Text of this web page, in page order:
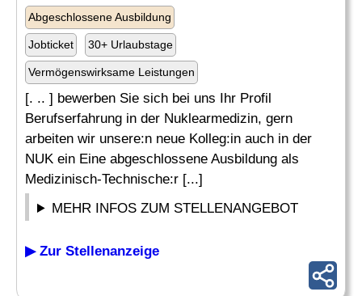
Abgeschlossene Ausbildung
Jobticket 30+ Urlaubstage
Vermögenswirksame Leistungen
[. .. ] bewerben Sie sich bei uns Ihr Profil
Berufserfahrung in der Nuklearmedizin, gern
arbeiten wir unsere:n neue Kolleg:in auch in der
NUK ein Eine abgeschlossene Ausbildung als
Medizinisch-Technische:r [...]
MEHR INFOS ZUM STELLENANGEBOT
▶ Zur Stellenanzeige